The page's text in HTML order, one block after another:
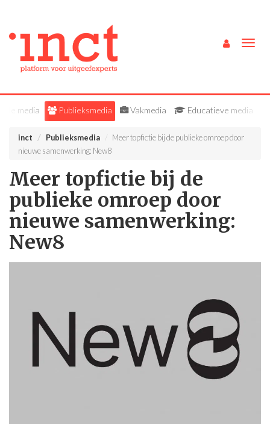
Alle media Publieksmedia Vakmedia Educatieve media
inct Publieksmedia
Meer topfictie bij de publieke omroep door
nieuwe samenwerking: New8
Meer topfictie bij de
publieke omroep door
nieuwe samenwerking:
New8